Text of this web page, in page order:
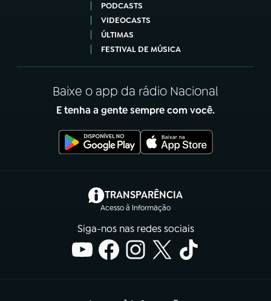
PODCASTS
VIDEOCASTS
ÚLTIMAS
FESTIVAL DE MÚSICA
Baixe o app da rádio Nacional
E tenha a gente sempre com você.
TRANSPARÊNCIA
Acesso à Informação
(abre em nova aba)
Siga-nos nas redes sociais